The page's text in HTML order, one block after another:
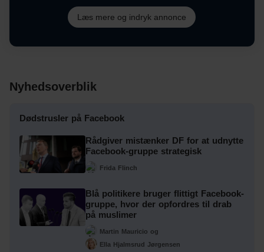
Læs mere og indryk annonce
Nyhedsoverblik
Dødstrusler på Facebook
Rådgiver mistænker DF for at udnytte
Facebook-gruppe strategisk
Frida Flinch
Blå politikere bruger flittigt Facebook-
gruppe, hvor der opfordres til drab
på muslimer
Martin Mauricio og
Ella Hjalmsrud Jørgensen